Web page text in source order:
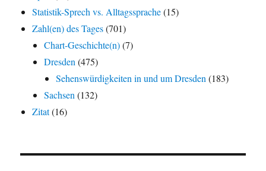
Statistik-Sprech vs. Alltagssprache(15)
Zahl(en) des Tages(701)
Chart-Geschichte(n)(7)
Dresden(475)
Sehenswürdigkeiten in und um Dresden(183)
Sachsen(132)
Zitat(16)